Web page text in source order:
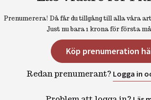
Prenumerera! Då får du tillgång till alla våra
Just nu bara 1 krona för första
Köp prenumeration
Redan prenumerant? Logga in